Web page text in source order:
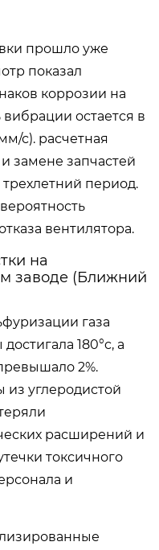
прошло уже
показал
коррозии на
вибрации остается в
с). расчетная
замене запчастей
трехлетний период.
вентилятора.
на
заводе (Ближний
газа
180°c, а
2%.
углеродистой
расширений и
токсичного
и